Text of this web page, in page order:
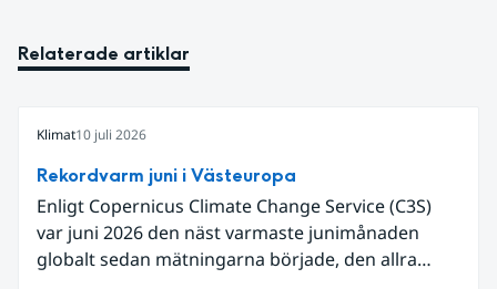
Relaterade artiklar
Klimat10 juli 2026
Rekordvarm juni i Västeuropa
Enligt Copernicus Climate Change Service (C3S)
var juni 2026 den näst varmaste junimånaden
globalt sedan mätningarna började, den allra